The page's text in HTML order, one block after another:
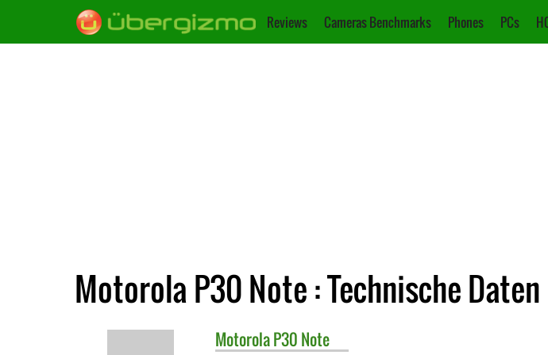
Reviews Cameras Benchmarks Phones PCs
Motorola P30 Note : Technische Daten
MotorolaP30 Note